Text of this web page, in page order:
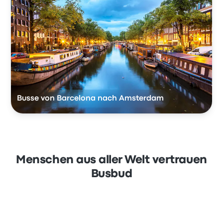
Busse von Barcelona nach Amsterdam
Menschen aus aller Welt vertrauen
Busbud